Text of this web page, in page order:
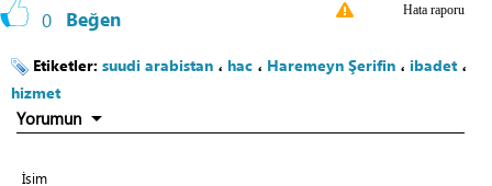
0 Beğen Hata raporu
Etiketler: suudi arabistan ، hac ، Haremeyn Şerifin ، ibadet،
hizmet
Yorumun
İsim